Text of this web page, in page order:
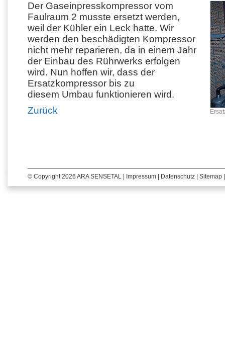
Der Gaseinpresskompressor vom
Faulraum 2 musste ersetzt werden,
weil der Kühler ein Leck hatte. Wir
werden den beschädigten Kompressor
nicht mehr reparieren, da in einem Jahr
der Einbau des Rührwerks erfolgen
wird. Nun hoffen wir, dass der
Ersatzkompressor bis zu
diesem Umbau funktionieren wird.
Zurück
© Copyright 2026 ARA SENSETAL | Impressum Datenschutz Sitemap